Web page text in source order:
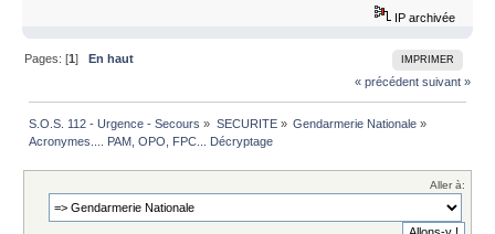
IP archivée
IMPRIMER
Pages: [1]En haut
« précédent suivant »
S.O.S. 112 - Urgence - Secours » SECURITE» Gendarmerie Nationale»
Acronymes.... PAM, OPO, FPC... Décryptage
Aller à: